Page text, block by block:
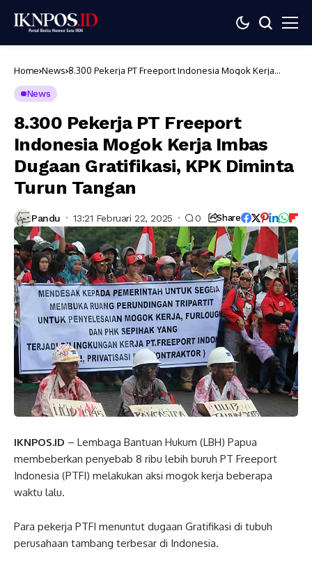
Home News 8.300 Pekerja PT Freeport Indonesia Mogok Kerja
News
8.300 Pekerja PT Freeport
Indonesia Mogok Kerja Imbas
Dugaan Gratifikasi, KPK Diminta
Turun Tangan
Pandu 13:21 Februari 22, 2025 0 Share
IKNPOS.ID – Lembaga Bantuan Hukum (LBH) Papua
membeberkan penyebab 8 ribu lebih buruh PT Freeport
Indonesia (PTFI) melakukan aksi mogok kerja beberapa
waktu lalu.
Para pekerja PTFI menuntut dugaan Gratifikasi di tubuh
perusahaan tambang terbesar di Indonesia.